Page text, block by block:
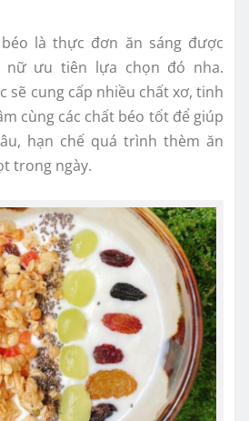
là thực đơn ăn sáng được
nữ ưu tiên lựa chọn đó nha.
sẽ cung cấp nhiều chất xơ, tinh
cùng các chất béo tốt để giúp
hạn chế quá trình thèm ăn
trong ngày.